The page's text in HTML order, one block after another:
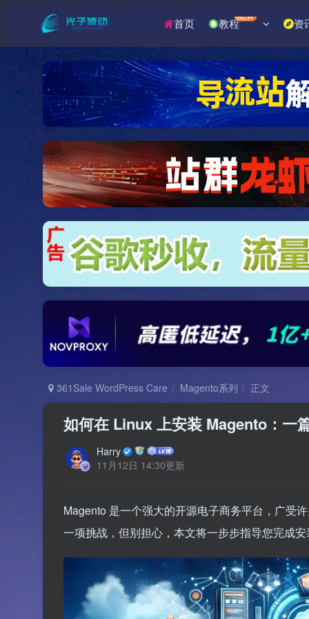
首页 教程NEW 资
361Sale WordPress Care Magento系列 正文
如何在 Linux 上安装 Magento：一
Harry
11月12日 14:30更新
Magento 是一个强大的开源电子商务平台，广受
一项挑战，但别担心，本文将一步步指导您完成